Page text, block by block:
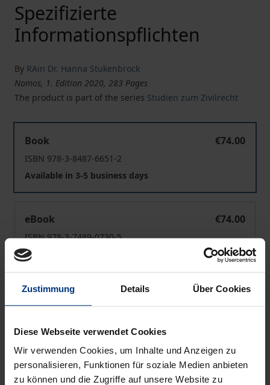
Zustimmung Details Über Cookies
Diese Webseite verwendet Cookies
Wir verwenden Cookies, um Inhalte und Anzeigen zu
personalisieren, Funktionen für soziale Medien anbieten
zu können und die Zugriffe auf unsere Website zu
Spezifizierte
Informationspflichten
By RAin Dr. Hanna Stukenbrock
Nomos, 1. Edition 2020, 283 Pages
The product is part of the series Studien zum Zivilrecht
Book
€74.00
ISBN 978-3-8487-6651-2
Available in 3-5 business days
eBook
€74.00
ISBN 978-3-7489-0730-5
Available
Prices include VAT. Depending on the delivery address, VAT
may vary at checkout.
Add to Wish List
Delivery cost notice